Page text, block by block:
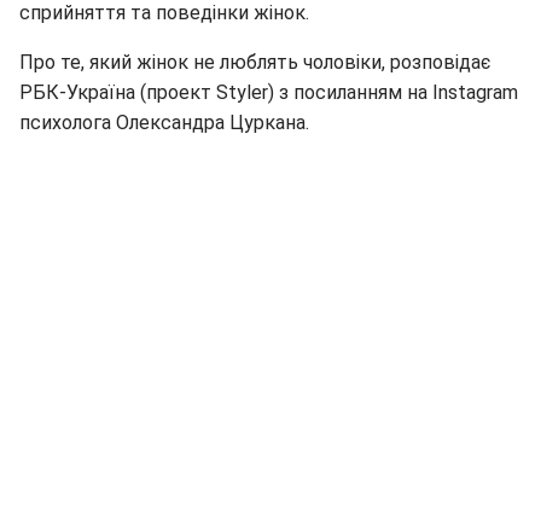
сприйняття та поведінки жінок.
Про те, який жінок не люблять чоловіки, розповідає
РБК-Україна (проект Styler) з посиланням на Instagram
психолога Олександра Цуркана.